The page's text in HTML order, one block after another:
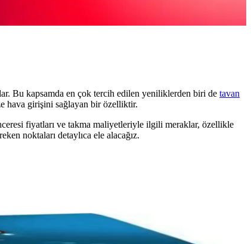
Bu kapsamda en çok tercih edilen yeniliklerden biri de tavan
hava girişini sağlayan bir özelliktir.
fiyatları ve takma maliyetleriyle ilgili meraklar, özellikle
noktaları detaylıca ele alacağız.
özenle hazırlanmış olup, güvenli paketle teslim edilir.